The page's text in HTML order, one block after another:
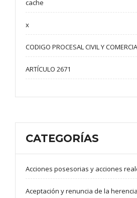
cache
x
CODIGO PROCESAL CIVIL Y
ARTÍCULO 2671
CATEGORÍAS
Acciones posesorias y acciones
Aceptación y renuncia de la